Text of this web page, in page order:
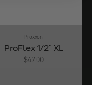
Proxxon
ProFlex 1/2" XL
Angebot
$47.00